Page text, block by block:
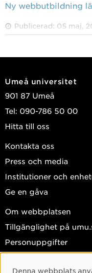
Ny webbutbildning
Publicerad: 05 maj,
Digital satsning på
Ny bok om
SVT: ”Ska vara lätt
Pedagogiskt
uppmärksammandes
Publicerad: 03 jun,
Veckans humanist:
Publicerad: 11 jan, 2021
Ny bok om Ellen Key
Publicerad: 08 apr,
Umeå universitet
901 87 Umeå
Tel: 090-786 50 00
Hitta till oss
Kontakta oss
Press och media
Institutioner och
Ge en gåva
Om webbplatsen
Tillgänglighet på
Personuppgifter
Denna webbplats